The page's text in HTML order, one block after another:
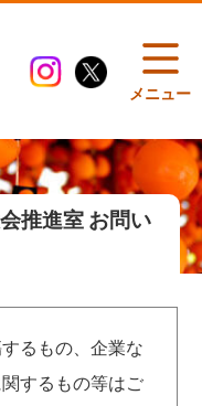
メニュー
推進室 お問い
るもの、企業な
するもの等はご